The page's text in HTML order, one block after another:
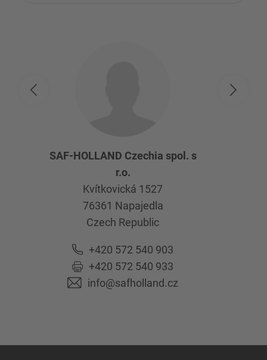
SAF-HOLLAND Czechia spol. s
r.o.
Kvítkovická 1527
76361 Napajedla
Czech Republic
+420 572 540 903
+420 572 540 933
info@safholland.cz